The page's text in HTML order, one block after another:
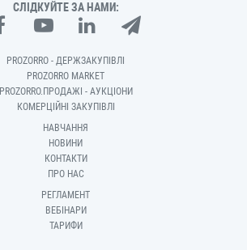
СЛІДКУЙТЕ ЗА НАМИ:
PROZORRO - ДЕРЖЗАКУПІВЛІ
PROZORRO MARKET
PROZORRO.ПРОДАЖІ - АУКЦІОНИ
КОМЕРЦІЙНІ ЗАКУПІВЛІ
НАВЧАННЯ
НОВИНИ
КОНТАКТИ
ПРО НАС
РЕГЛАМЕНТ
ВЕБІНАРИ
ТАРИФИ